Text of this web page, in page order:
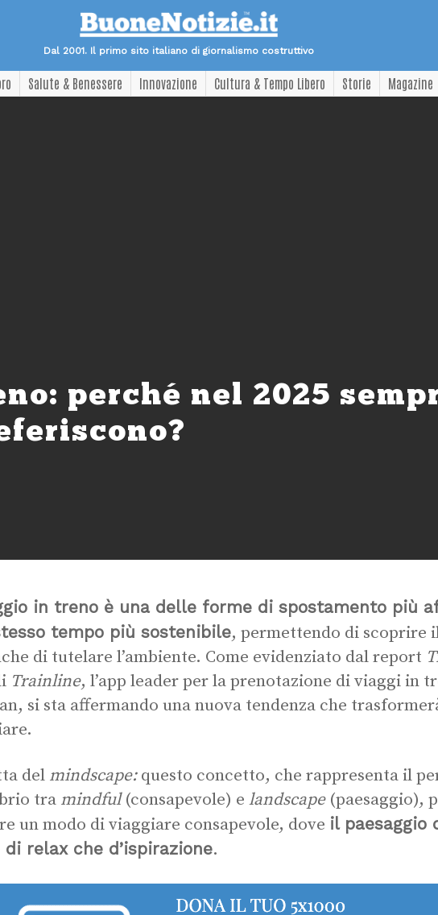
Dal 2001. Il primo sito italiano di giornalismo costruttivo
Salute & Benessere Innovazione Cultura & Tempo Libero Storie Magazine
perché nel 2025
in treno è una delle forme di spostamento più
tempo più sostenibile, permettendo di scoprire
di tutelare l’ambiente. Come evidenziato dal report
Trainline, l’app leader per la prenotazione di viaggi in
si sta affermando una nuova tendenza che
del mindscape:questo concetto, che rappresenta il
tra mindful(consapevole) e landscape(paesaggio),
un modo di viaggiare consapevole, dove il paesaggio
relax che d’ispirazione.